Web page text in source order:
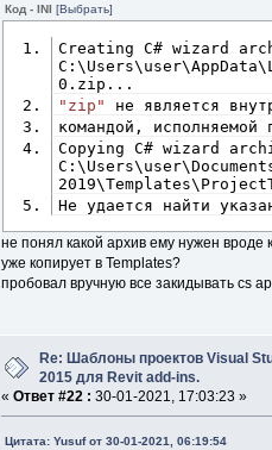
Код - INI [Выбрать]
Creating C# wizard
0.zip...
"zip"
не является
командой, исполняемой
Copying C# wizard
2019
Не удается найти
не понял какой архив ему нужен вроде
уже копирует в Templates?
пробовал вручную все закидывать cs
Re: Шаблоны проектов Visual
2015 для Revit add-ins.
« Ответ #22 : 30-01-2021, 17:03:23 »
Цитата: Yusuf от 30-01-2021, 06:19:54